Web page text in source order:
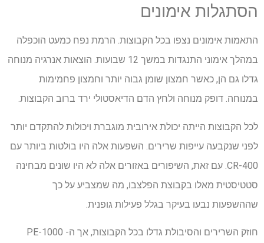
הסתגלות אימונים
התאמות אימונים נצפו בכל הקבוצות. הרמת נפח כמעט הוכפלה
במהלך אימוני התנגדות במשך 12 שבועות. הוצאות אנרגיה מנוחה
גדלו גם הן, כאשר חמצון שומן גבוה יותר וחמצון פחמימות
במנוחה. דופק מנוחה ולחץ הדם הדיאסטולי ירד ברוב הקבוצות.
לכל הקבוצות הייתה יכולת אירובית מוגברת ויכולות להתקדם יותר
לפני שנקבעה עייפות שרירים. השפעות אלה היו בולטות ביותר עם
CR-400. עם זאת, השיפורים באזורים אלה לא היו שונים מבחינה
סטטיסטית מאלו בקבוצת הפלצבו, מה שמצביע על כך
שההשפעות נבעו בעיקר בגלל פעילות גופנית.
חוזק השרירים והסיבולת גדלו בכל הקבוצות, אך ה- PE-1000